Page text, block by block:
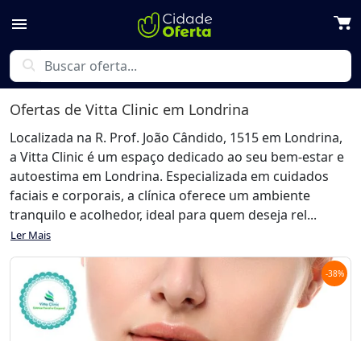
menu
search
Ofertas de Vitta Clinic em Londrina
Localizada na R. Prof. João Cândido, 1515 em Londrina,
a Vitta Clinic é um espaço dedicado ao seu bem-estar e
autoestima em Londrina. Especializada em cuidados
faciais e corporais, a clínica oferece um ambiente
tranquilo e acolhedor, ideal para quem deseja rel...
Ler Mais
-38%